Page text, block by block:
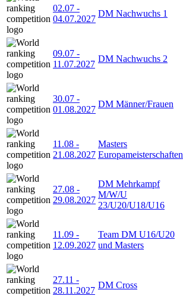
02.07 -
04.07.2027
DM Nachwuchs 1
09.07 -
11.07.2027
DM Nachwuchs 2
30.07 -
01.08.2027
DM Männer/Frauen
11.08 -
21.08.2027
Masters
Europameisterschaften
27.08 -
29.08.2027
DM Mehrkampf
M/W/U
23/U20/U18/U16
11.09 -
12.09.2027
Team DM U16/U20
und Masters
27.11 -
28.11.2027
DM Cross